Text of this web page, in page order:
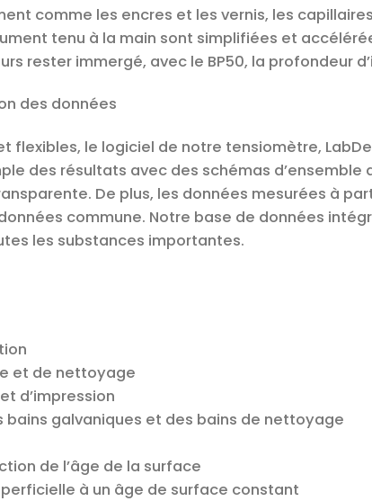
comme les encres et les vernis, les
tenu à la main sont simplifiées et
rester immergé, avec le BP50, la profondeur
des données
flexibles, le logiciel de notre tensiomètre,
des résultats avec des schémas
De plus, les données mesurées à
commune. Notre base de données
les substances importantes.
et de nettoyage
d’impression
galvaniques et des bains de nettoyage
de l’âge de la surface
à un âge de surface constant